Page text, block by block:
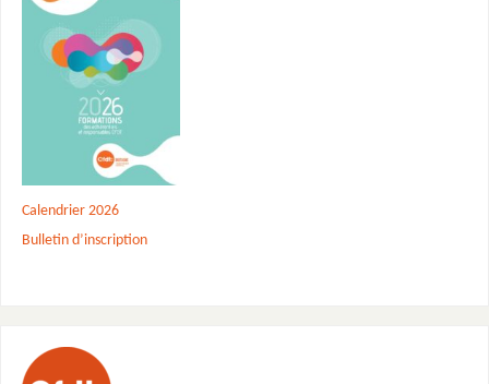
Calendrier 2026
Bulletin d’inscription